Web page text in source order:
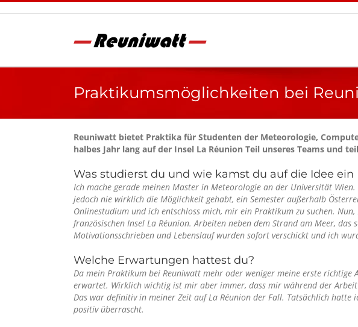
Skip
to
Praktikumsmöglichkeiten bei
Reuniwatt bietet Praktika für Studenten der Meteorologie,
halbes Jahr lang auf der Insel La Réunion Teil unseres Teams und
Was studierst du und wie kamst du auf die Idee
Ich mache gerade meinen Master in Meteorologie an der Universität
jedoch nie wirklich die Möglichkeit gehabt, ein Semester außerhalb
Onlinestudium und ich entschloss mich, mir ein Praktikum zu suchen.
französischen Insel La Réunion. Arbeiten neben dem Strand am Meer,
Motivationsschrieben und Lebenslauf wurden sofort verschickt und ich
Welche Erwartungen hattest du?
Da mein Praktikum bei Reuniwatt mehr oder weniger meine erste
erwartet. Wirklich wichtig ist mir aber immer, dass mir während der
Das war definitiv in meiner Zeit auf La Réunion der Fall. Tatsächlich hatte
positiv überrascht.